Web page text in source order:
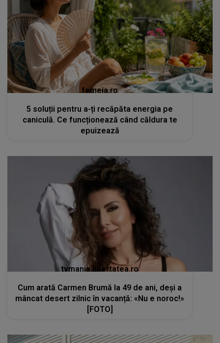
femeia.ro
5 soluții pentru a-ți recăpăta energia pe
caniculă. Ce funcționează când căldura te
epuizează
tvmania.libertatea.ro
Cum arată Carmen Brumă la 49 de ani, deși a
mâncat desert zilnic în vacanță: «Nu e noroc!»
[FOTO]